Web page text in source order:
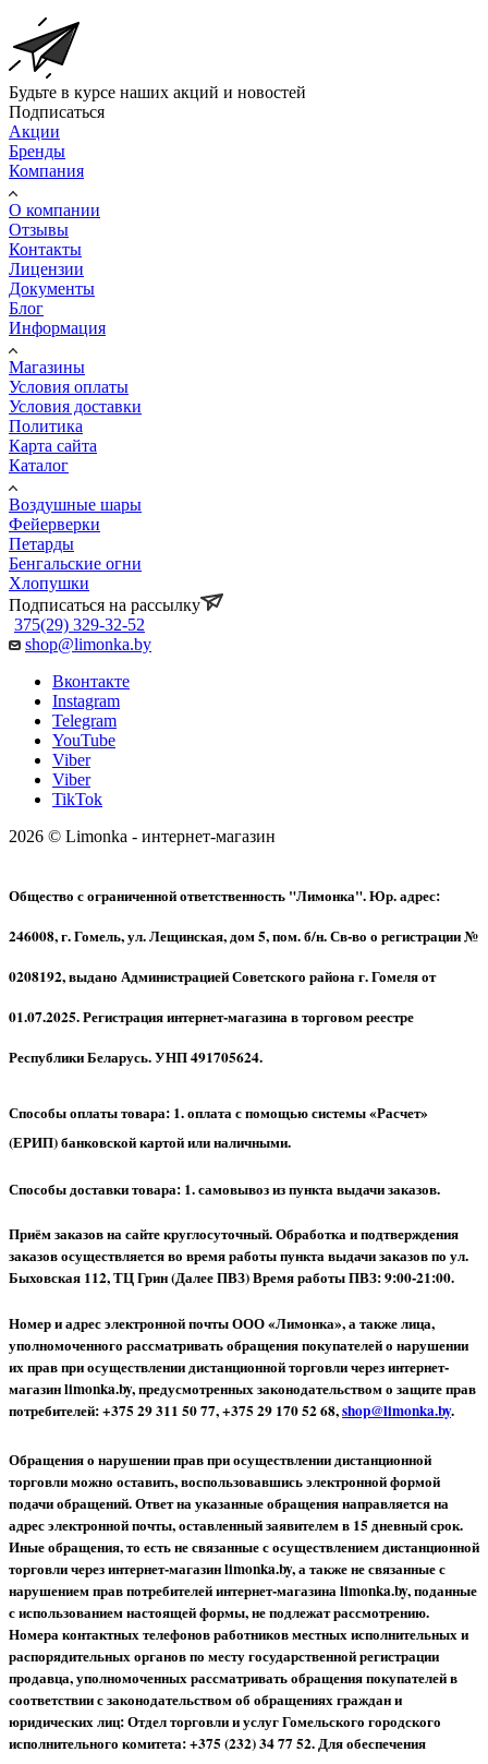
Будьте в курсе наших акций и новостей
Подписаться
Акции
Бренды
Компания
О компании
Отзывы
Контакты
Лицензии
Документы
Блог
Информация
Магазины
Условия оплаты
Условия доставки
Политика
Карта сайта
Каталог
Воздушные шары
Фейерверки
Петарды
Бенгальские огни
Хлопушки
Подписаться на рассылку
375(29) 329-32-52
shop@limonka.by
Вконтакте
Instagram
Telegram
YouTube
Viber
Viber
TikTok
2026 © Limonka - интернет-магазин
Общество с ограниченной ответственность "Лимонка". Юр. адрес:
246008, г. Гомель, ул. Лещинская, дом 5, пом. б/н. Св-во о регистрации №
0208192, выдано Администрацией Советского района г. Гомеля от
01.07.2025. Регистрация интернет-магазина в торговом реестре
Республики Беларусь. УНП 491705624.
Способы оплаты товара: 1. оплата с помощью системы «Расчет»
(ЕРИП) банковской картой или наличными.
Способы доставки товара: 1. самовывоз из пункта выдачи заказов.
Приём заказов на сайте круглосуточный. Обработка и подтверждения
заказов осуществляется во время работы пункта выдачи заказов по ул.
Быховская 112, ТЦ Грин (Далее ПВЗ) Время работы ПВЗ: 9:00-21:00.
Номер и адрес электронной почты ООО «Лимонка», а также лица,
уполномоченного рассматривать обращения покупателей о нарушении
их прав при осуществлении дистанционной торговли через интернет-
магазин limonka.by, предусмотренных законодательством о защите прав
потребителей: +375 29 311 50 77, +375 29 170 52 68,shop@limonka.by.
Обращения о нарушении прав при осуществлении дистанционной
торговли можно оставить, воспользовавшись электронной формой
подачи обращений. Ответ на указанные обращения направляется на
адрес электронной почты, оставленный заявителем в 15 дневный срок.
Иные обращения, то есть не связанные с осуществлением дистанционной
торговли через интернет-магазин limonka.by, а также не связанные с
нарушением прав потребителей интернет-магазина limonka.by, поданные
с использованием настоящей формы, не подлежат рассмотрению.
Номера контактных телефонов работников местных исполнительных и
распорядительных органов по месту государственной регистрации
продавца, уполномоченных рассматривать обращения покупателей в
соответствии с законодательством об обращениях граждан и
юридических лиц: Отдел торговли и услуг Гомельского городского
исполнительного комитета: +375 (232) 34 77 52.Для обеспечения